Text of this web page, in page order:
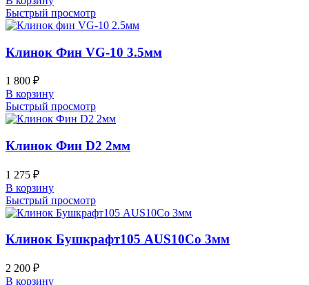
Быстрый просмотр
Клинок Фин VG-10 3.5мм
1 800 ₽
В корзину
Быстрый просмотр
Клинок Фин D2 2мм
1 275 ₽
В корзину
Быстрый просмотр
Клинок Бушкрафт105 AUS10Co 3мм
2 200 ₽
В корзину